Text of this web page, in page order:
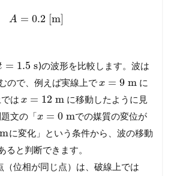
A = 0.2 [m]
= 1.5 s)の波形を比較します。波は
ので、例えば実線上でx = 9 m に
は x = 12 m に移動したように見
文の「x = 0 mでの媒質の変位が
mに変化」という条件から、波の移動
ると判断できます。
（位相が同じ点）は、破線上では